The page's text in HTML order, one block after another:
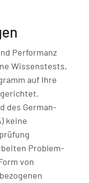
Performanz
Wissenstests,
auf Ihre
des German-
keine
Problem-
von